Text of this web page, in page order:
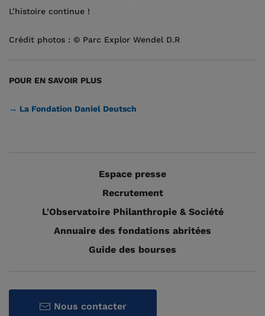
L’histoire continue !
Crédit photos : © Parc Explor Wendel D.R
POUR EN SAVOIR PLUS
→ La Fondation Daniel Deutsch
Espace presse
Recrutement
L'Observatoire Philanthropie & Société
Annuaire des fondations abritées
Guide des bourses
Nous contacter